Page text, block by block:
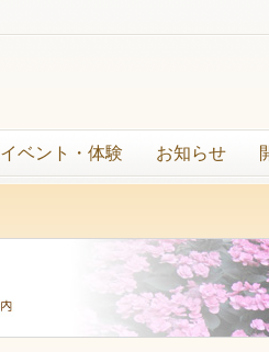
イベント・体験 お知らせ